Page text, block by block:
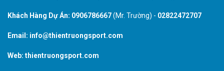
Khách Hàng Dự Án: 0906786667(Mr. Trường) - 02822472707
Email: info@thientruongsport.com
Web: thientruongsport.com